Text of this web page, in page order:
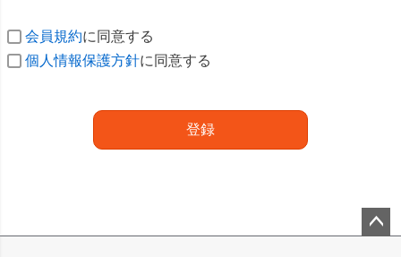
会員規約に同意する
個人情報保護方針に同意する
登録